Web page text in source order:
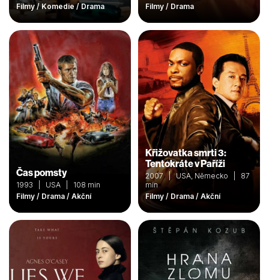
Filmy / Komedie / Drama
Filmy / Drama
Čas pomsty
1993 | USA | 108 min
Filmy / Drama / Akční
Křižovatka smrti 3:
Tentokráte v Paříži
2007 | USA, Německo | 87
min
Filmy / Drama / Akční